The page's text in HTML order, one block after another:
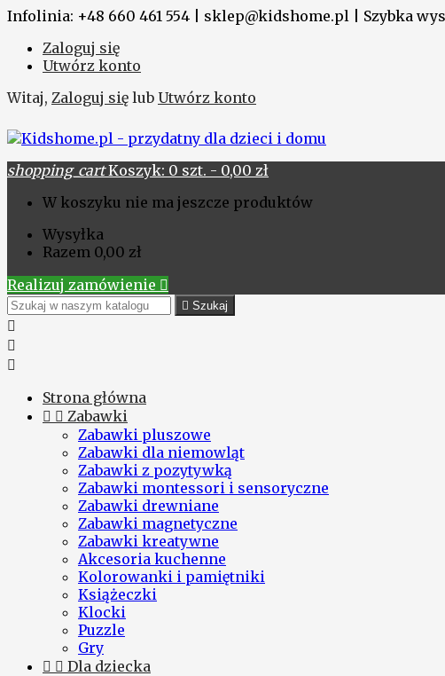
Infolinia: +48 660 461 554 | sklep@kidshome.pl | Szybka
Zaloguj się
Utwórz konto
Witaj, Zaloguj się lub Utwórz konto
shopping_cart Koszyk: 0 szt. - 0,00 zł
W koszyku nie ma jeszcze produktów
Wysyłka
Razem 0,00 zł
Realizuj zamówienie 
 Szukaj



Strona główna
  Zabawki
Zabawki pluszowe
Zabawki dla niemowląt
Zabawki z pozytywką
Zabawki montessori i sensoryczne
Zabawki drewniane
Zabawki magnetyczne
Zabawki kreatywne
Akcesoria kuchenne
Kolorowanki i pamiętniki
Książeczki
Klocki
Puzzle
Gry
  Dla dziecka